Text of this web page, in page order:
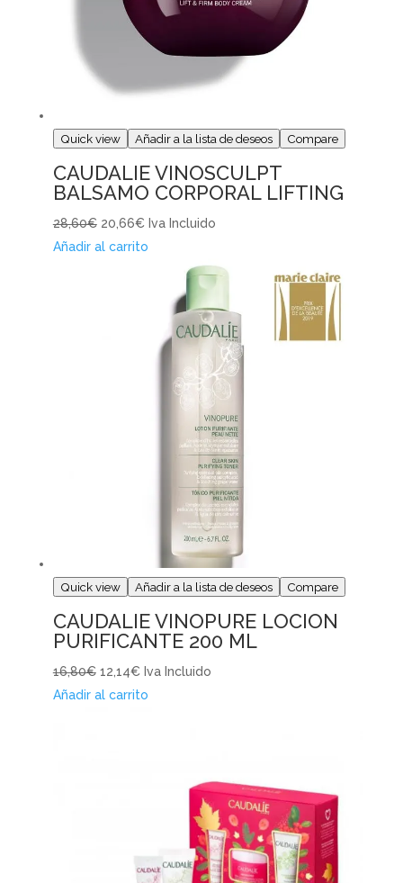
Quick view Añadir a la lista de deseos Compare
CAUDALIE VINOSCULPT
BALSAMO CORPORAL LIFTING
28,60€ 20,66€ Iva Incluido
Añadir al carrito
Quick view Añadir a la lista de deseos Compare
CAUDALIE VINOPURE LOCION
PURIFICANTE 200 ML
16,80€ 12,14€ Iva Incluido
Añadir al carrito